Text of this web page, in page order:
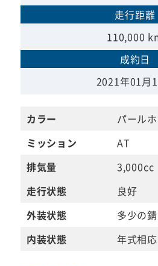
走行距離
110,000
成約日
2021年01月
カラー
パール
ミッション
AT
排気量
3,000cc
走行状態
良好
外装状態
多少の
内装状態
年式相応